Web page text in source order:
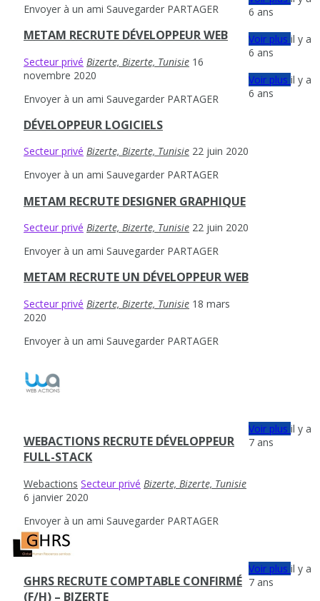
Envoyer à un ami Sauvegarder PARTAGER
METAM RECRUTE DÉVELOPPEUR WEB
Secteur privé Bizerte, Bizerte, Tunisie 16
novembre 2020
Envoyer à un ami Sauvegarder PARTAGER
DÉVELOPPEUR LOGICIELS
Secteur privé Bizerte, Bizerte, Tunisie 22 juin 2020
Envoyer à un ami Sauvegarder PARTAGER
6 ans
METAM RECRUTE DESIGNER GRAPHIQUE
Secteur privé Bizerte, Bizerte, Tunisie 22 juin 2020
Envoyer à un ami Sauvegarder PARTAGER
Voir plusil y a
6 ans
METAM RECRUTE UN DÉVELOPPEUR WEB
Secteur privé Bizerte, Bizerte, Tunisie 18 mars
2020
Envoyer à un ami Sauvegarder PARTAGER
Voir plusil y a
6 ans
WEBACTIONS RECRUTE DÉVELOPPEUR
FULL-STACK
Webactions Secteur privé Bizerte, Bizerte, Tunisie
6 janvier 2020
Envoyer à un ami Sauvegarder PARTAGER
Voir plusil y a
7 ans
GHRS RECRUTE COMPTABLE CONFIRMÉ
(F/H) – BIZERTE
Voir plusil y a
7 ans